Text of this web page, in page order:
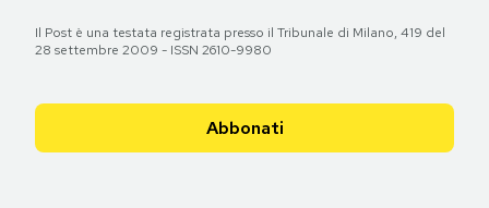
Il Post è una testata registrata presso il Tribunale di Milano, 419 del
28 settembre 2009 - ISSN 2610-9980
Abbonati